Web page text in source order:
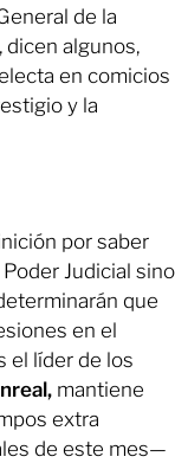
de la
dicen algunos,
en comicios
y la
por saber
Judicial sino
que
en el
el líder de los
mantiene
extra
de este mes—